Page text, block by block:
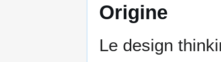
Origine
Le design